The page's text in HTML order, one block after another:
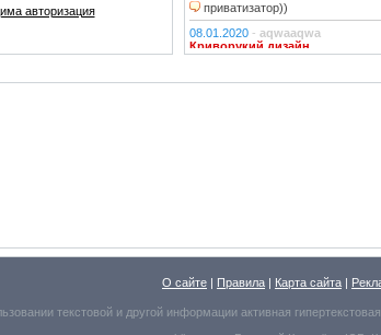
авторизация
приватизатор))
08.01.2020 - aqwaaqwa
Криворукий дизайн
По предпросмотру фото
Надо же, какое место для сна
О сайте | Правила | Карта сайта |
текстовой и другой информации активная